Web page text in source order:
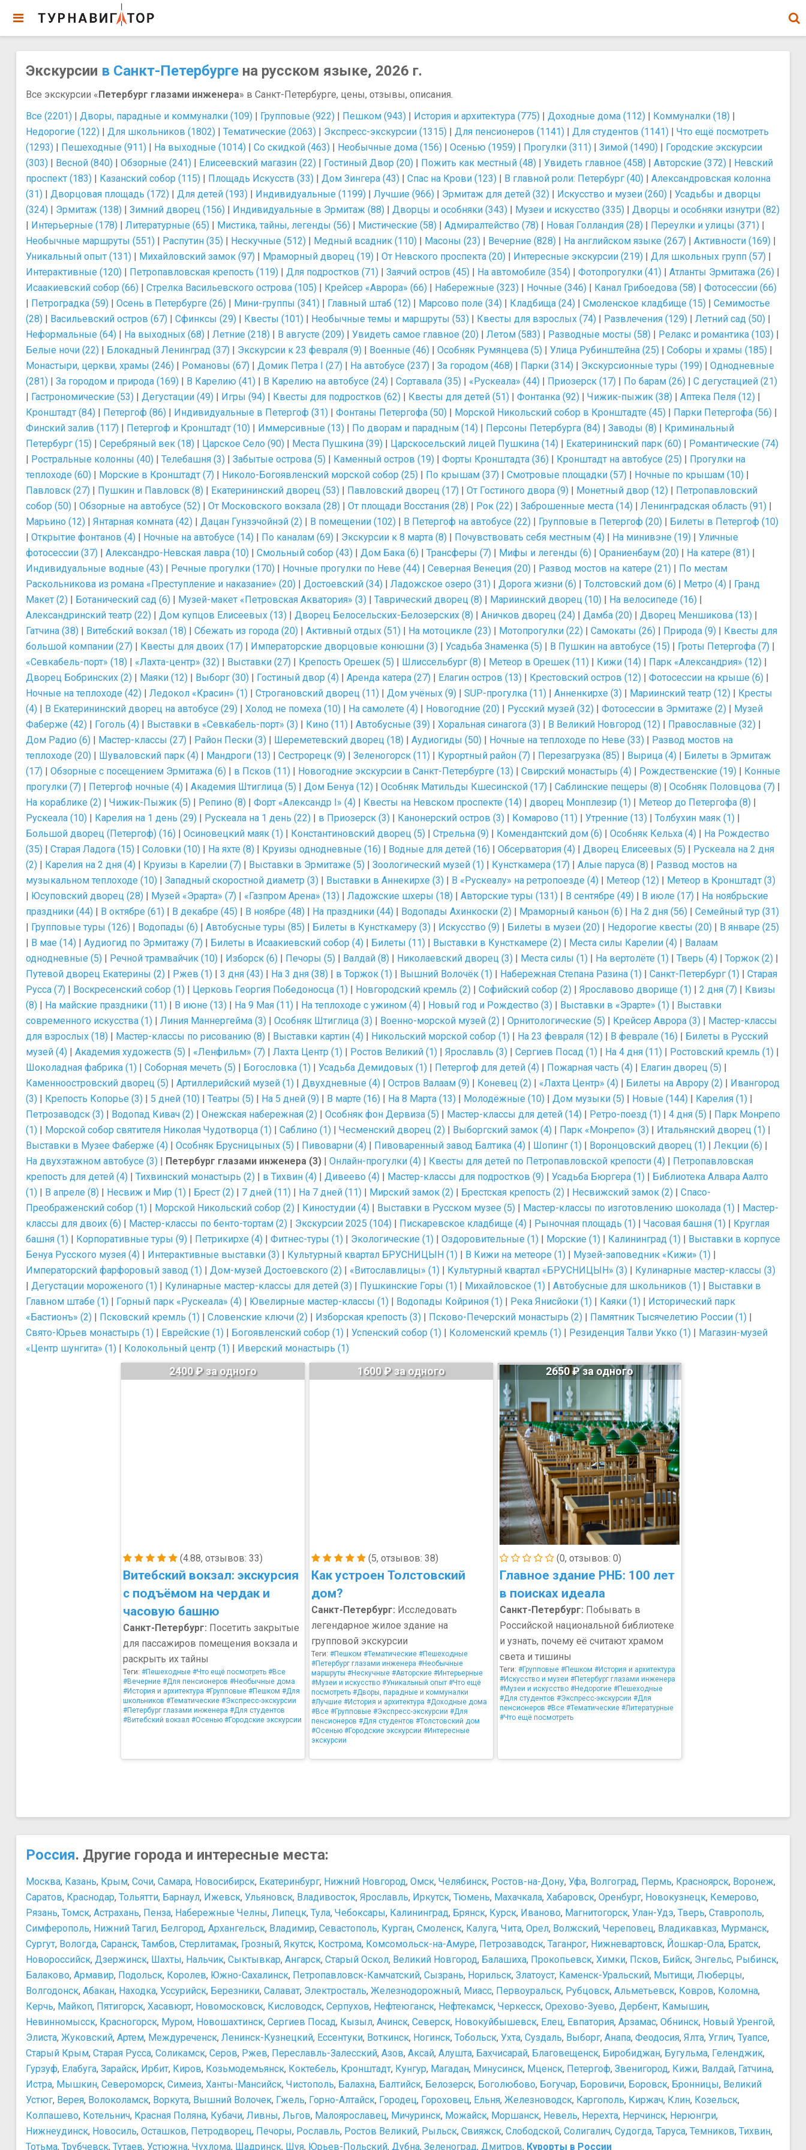
Экскурсии в Санкт-Петербурге на русском языке, 2026 г.
Все экскурсии «Петербург глазами инженера» в Санкт-Петербурге, цены, отзывы, описания.
Все (2201) | Дворы, парадные и коммуналки (109) | Групповые (922) | Пешком (943) | История и архитектура (775) | Доходные дома (112) | Коммуналки (18) |
Недорогие (122) | Для школьников (1802) | Тематические (2063) | Экспресс-экскурсии (1315) | Для пенсионеров (1141) | Для студентов (1141) | Что ещё посмотреть
(1293) | Пешеходные (911) | На выходные (1014) | Со скидкой (463) | Необычные дома (156) | Осенью (1959) | Прогулки (311) | Зимой (1490) | Городские экскурсии
(303) | Весной (840) | Обзорные (241) | Елисеевский магазин (22) | Гостиный Двор (20) | Пожить как местный (48) | Увидеть главное (458) | Авторские (372) | Невский
проспект (183) | Казанский собор (115) | Площадь Искусств (33) | Дом Зингера (43) | Спас на Крови (123) | В главной роли: Петербург (40) | Александровская колонна
(31) | Дворцовая площадь (172) | Для детей (193) | Индивидуальные (1199) | Лучшие (966) | Эрмитаж для детей (32) | Искусство и музеи (260) | Усадьбы и дворцы
(324) | Эрмитаж (138) | Зимний дворец (156) | Индивидуальные в Эрмитаж (88) | Дворцы и особняки (343) | Музеи и искусство (335) | Дворцы и особняки изнутри (82)
| Интерьерные (178) | Литературные (65) | Мистика, тайны, легенды (56) | Мистические (58) | Адмиралтейство (78) | Новая Голландия (28) | Переулки и улицы (371) |
Необычные маршруты (551) | Распутин (35) | Нескучные (512) | Медный всадник (110) | Масоны (23) | Вечерние (828) | На английском языке (267) | Активности (169) |
Уникальный опыт (131) | Михайловский замок (97) | Мраморный дворец (19) | От Невского проспекта (20) | Интересные экскурсии (219) | Для школьных групп (57) |
Интерактивные (120) | Петропавловская крепость (119) | Для подростков (71) | Заячий остров (45) | На автомобиле (354) | Фотопрогулки (41) | Атланты Эрмитажа (26) |
Исаакиевский собор (66) | Стрелка Васильевского острова (105) | Крейсер «Аврора» (66) | Набережные (323) | Ночные (346) | Канал Грибоедова (58) | Фотосессии (66)
| Петроградка (59) | Осень в Петербурге (26) | Мини-группы (341) | Главный штаб (12) | Марсово поле (34) | Кладбища (24) | Смоленское кладбище (15) | Семимостье
(28) | Васильевский остров (67) | Сфинксы (29) | Квесты (101) | Необычные темы и маршруты (53) | Квесты для взрослых (74) | Развлечения (129) | Летний сад (50) |
Неформальные (64) | На выходных (68) | Летние (218) | В августе (209) | Увидеть самое главное (20) | Летом (583) | Разводные мосты (58) | Релакс и романтика (103) |
Белые ночи (22) | Блокадный Ленинград (37) | Экскурсии к 23 февраля (9) | Военные (46) | Особняк Румянцева (5) | Улица Рубинштейна (25) | Соборы и храмы (185) |
Монастыри, церкви, храмы (246) | Романовы (67) | Домик Петра I (27) | На автобусе (237) | За городом (468) | Парки (314) | Экскурсионные туры (199) | Однодневные
(281) | За городом и природа (169) | В Карелию (41) | В Карелию на автобусе (24) | Сортавала (35) | «Рускеала» (44) | Приозерск (17) | По барам (26) | С дегустацией (21)
| Гастрономические (53) | Дегустации (49) | Игры (94) | Квесты для подростков (62) | Квесты для детей (51) | Фонтанка (92) | Чижик-пыжик (38) | Аптека Пеля (12) |
Кронштадт (84) | Петергоф (86) | Индивидуальные в Петергоф (31) | Фонтаны Петергофа (50) | Морской Никольский собор в Кронштадте (45) | Парки Петергофа (56) |
Финский залив (117) | Петергоф и Кронштадт (10) | Иммерсивные (13) | По дворам и парадным (14) | Персоны Петербурга (84) | Заводы (8) | Криминальный
Петербург (15) | Серебряный век (18) | Царское Село (90) | Места Пушкина (39) | Царскосельский лицей Пушкина (14) | Екатерининский парк (60) | Романтические (74)
| Ростральные колонны (40) | Телебашня (3) | Забытые острова (5) | Каменный остров (19) | Форты Кронштадта (36) | Кронштадт на автобусе (25) | Прогулки на
теплоходе (60) | Морские в Кронштадт (7) | Николо-Богоявленский морской собор (25) | По крышам (37) | Смотровые площадки (57) | Ночные по крышам (10) |
Павловск (27) | Пушкин и Павловск (8) | Екатерининский дворец (53) | Павловский дворец (17) | От Гостиного двора (9) | Монетный двор (12) | Петропавловский
собор (50) | Обзорные на автобусе (52) | От Московского вокзала (28) | От площади Восстания (28) | Рок (22) | Заброшенные места (14) | Ленинградская область (91) |
Марьино (12) | Янтарная комната (42) | Дацан Гунзэчойнэй (2) | В помещении (102) | В Петергоф на автобусе (22) | Групповые в Петергоф (20) | Билеты в Петергоф (10)
| Открытие фонтанов (4) | Ночные на автобусе (14) | По каналам (69) | Экскурсии к 8 марта (8) | Почувствовать себя местным (4) | На минивэне (19) | Уличные
фотосессии (37) | Александро-Невская лавра (10) | Смольный собор (43) | Дом Бака (6) | Трансферы (7) | Мифы и легенды (6) | Ораниенбаум (20) | На катере (81) |
Индивидуальные водные (43) | Речные прогулки (170) | Ночные прогулки по Неве (44) | Северная Венеция (20) | Развод мостов на катере (21) | По местам
Раскольникова из романа «Преступление и наказание» (20) | Достоевский (34) | Ладожское озеро (31) | Дорога жизни (6) | Толстовский дом (6) | Метро (4) | Гранд
Макет (2) | Ботанический сад (6) | Музей-макет «Петровская Акватория» (3) | Таврический дворец (8) | Мариинский дворец (10) | На велосипеде (16) |
Александринский театр (22) | Дом купцов Елисеевых (13) | Дворец Белосельских-Белозерских (8) | Аничков дворец (24) | Дамба (20) | Дворец Меншикова (13) |
Гатчина (38) | Витебский вокзал (18) | Сбежать из города (20) | Активный отдых (51) | На мотоцикле (23) | Мотопрогулки (22) | Самокаты (26) | Природа (9) | Квесты для
большой компании (27) | Квесты для двоих (17) | Императорские дворцовые конюшни (3) | Усадьба Знаменка (5) | В Пушкин на автобусе (15) | Гроты Петергофа (7) |
«Севкабель-порт» (18) | «Лахта-центр» (32) | Выставки (27) | Крепость Орешек (5) | Шлиссельбург (8) | Метеор в Орешек (11) | Кижи (14) | Парк «Александрия» (12) |
Дворец Бобринских (2) | Маяки (12) | Выборг (30) | Гостиный двор (4) | Аренда катера (27) | Елагин остров (13) | Крестовский остров (12) | Фотосессии на крыше (6) |
Ночные на теплоходе (42) | Ледокол «Красин» (1) | Строгановский дворец (11) | Дом учёных (9) | SUP-прогулка (11) | Анненкирхе (3) | Мариинский театр (12) | Кресты
(4) | В Екатерининский дворец на автобусе (29) | Холод не помеха (10) | На самолете (4) | Новогодние (20) | Русский музей (32) | Фотосессии в Эрмитаже (2) | Музей
Фаберже (42) | Гоголь (4) | Выставки в «Севкабель-порт» (3) | Кино (11) | Автобусные (39) | Хоральная синагога (3) | В Великий Новгород (12) | Православные (32) |
Дом Радио (6) | Мастер-классы (27) | Район Пески (3) | Шереметевский дворец (18) | Аудиогиды (50) | Ночные на теплоходе по Неве (33) | Развод мостов на
теплоходе (20) | Шуваловский парк (4) | Мандроги (13) | Сестрорецк (9) | Зеленогорск (11) | Курортный район (7) | Перезагрузка (85) | Вырица (4) | Билеты в Эрмитаж
(17) | Обзорные с посещением Эрмитажа (6) | в Псков (11) | Новогодние экскурсии в Санкт-Петербурге (13) | Свирский монастырь (4) | Рождественские (19) | Конные
прогулки (7) | Петергоф ночные (4) | Академия Штиглица (5) | Дом Бенуа (12) | Особняк Матильды Кшесинской (17) | Саблинские пещеры (8) | Особняк Половцова (7) |
На кораблике (2) | Чижик-Пыжик (5) | Репино (8) | Форт «Александр I» (4) | Квесты на Невском проспекте (14) | дворец Монплезир (1) | Метеор до Петергофа (8) |
Рускеала (10) | Карелия на 1 день (29) | Рускеала на 1 день (22) | в Приозерск (3) | Канонерский остров (3) | Комарово (11) | Утренние (13) | Толбухин маяк (1) |
Большой дворец (Петергоф) (16) | Осиновецкий маяк (1) | Константиновский дворец (5) | Стрельна (9) | Комендантский дом (6) | Особняк Кельха (4) | На Рождество
(35) | Старая Ладога (15) | Соловки (10) | На яхте (8) | Круизы однодневные (16) | Водные для детей (16) | Обсерватория (4) | Дворец Елисеевых (5) | Рускеала на 2 дня
(2) | Карелия на 2 дня (4) | Круизы в Карелии (7) | Выставки в Эрмитаже (5) | Зоологический музей (1) | Кунсткамера (17) | Алые паруса (8) | Развод мостов на
музыкальном теплоходе (10) | Западный скоростной диаметр (3) | Выставки в Аннекирхе (3) | В «Рускеалу» на ретропоезде (4) | Метеор (12) | Метеор в Кронштадт (3)
| Юсуповский дворец (28) | Музей «Эрарта» (7) | «Газпром Арена» (13) | Ладожские шхеры (18) | Авторские туры (131) | В сентябре (49) | В июле (17) | На ноябрьские
праздники (44) | В октябре (61) | В декабре (45) | В ноябре (48) | На праздники (44) | Водопады Ахинкоски (2) | Мраморный каньон (6) | На 2 дня (56) | Семейный тур (31)
| Групповые туры (126) | Водопады (6) | Автобусные туры (85) | Билеты в Кунсткамеру (3) | Искусство (9) | Билеты в музеи (20) | Недорогие квесты (20) | В январе (25)
| В мае (14) | Аудиогид по Эрмитажу (7) | Билеты в Исаакиевский собор (4) | Билеты (11) | Выставки в Кунсткамере (2) | Места силы Карелии (4) | Валаам
однодневные (5) | Речной трамвайчик (10) | Изборск (6) | Печоры (5) | Валдай (8) | Николаевский дворец (3) | Места силы (1) | На вертолёте (1) | Тверь (4) | Торжок (2) |
Путевой дворец Екатерины (2) | Ржев (1) | 3 дня (43) | На 3 дня (38) | в Торжок (1) | Вышний Волочёк (1) | Набережная Степана Разина (1) | Санкт-Петербург (1) | Старая
Русса (7) | Воскресенский собор (1) | Церковь Георгия Победоносца (1) | Новгородский кремль (2) | Софийский собор (2) | Ярославово дворище (1) | 2 дня (7) | Квизы
(8) | На майские праздники (11) | В июне (13) | На 9 Мая (11) | На теплоходе с ужином (4) | Новый год и Рождество (3) | Выставки в «Эрарте» (1) | Выставки
современного искусства (1) | Линия Маннергейма (3) | Особняк Штиглица (3) | Военно-морской музей (2) | Орнитологические (5) | Крейсер Аврора (3) | Мастер-классы
для взрослых (18) | Мастер-классы по рисованию (8) | Выставки картин (4) | Никольский морской собор (1) | На 23 февраля (12) | В феврале (16) | Билеты в Русский
музей (4) | Академия художеств (5) | «Ленфильм» (7) | Лахта Центр (1) | Ростов Великий (1) | Ярославль (3) | Сергиев Посад (1) | На 4 дня (11) | Ростовский кремль (1) |
Шоколадная фабрика (1) | Соборная мечеть (5) | Богословка (1) | Усадьба Демидовых (1) | Петергоф для детей (4) | Пожарная часть (4) | Елагин дворец (5) |
Каменноостровский дворец (5) | Артиллерийский музей (1) | Двухдневные (4) | Остров Валаам (9) | Коневец (2) | «Лахта Центр» (4) | Билеты на Аврору (2) | Ивангород
(3) | Крепость Копорье (3) | 5 дней (10) | Театры (5) | На 5 дней (9) | В марте (16) | На 8 Марта (13) | Молодёжные (10) | Дом музыки (5) | Новые (144) | Карелия (1) |
Петрозаводск (3) | Водопад Кивач (2) | Онежская набережная (2) | Особняк фон Дервиза (5) | Мастер-классы для детей (14) | Ретро-поезд (1) | 4 дня (5) | Парк Монрепо
(1) | Морской собор святителя Николая Чудотворца (1) | Саблино (1) | Чесменский дворец (2) | Выборгский замок (4) | Парк «Монрепо» (3) | Итальянский дворец (1) |
Выставки в Музее Фаберже (4) | Особняк Брусницыных (5) | Пивоварни (4) | Пивоваренный завод Балтика (4) | Шопинг (1) | Воронцовский дворец (1) | Лекции (6) |
На двухэтажном автобусе (3) | Петербург глазами инженера (3) | Онлайн-прогулки (4) | Квесты для детей по Петропавловской крепости (4) | Петропавловская
крепость для детей (4) | Тихвинский монастырь (2) | в Тихвин (4) | Дивеево (4) | Мастер-классы для подростков (9) | Усадьба Бюргера (1) | Библиотека Алвара Аалто
(1) | В апреле (8) | Несвиж и Мир (1) | Брест (2) | 7 дней (11) | На 7 дней (11) | Мирский замок (2) | Брестская крепость (2) | Несвижский замок (2) | Спасо-
Преображенский собор (1) | Морской Никольский собор (2) | Киностудии (4) | Выставки в Русском музее (5) | Мастер-классы по изготовлению шоколада (1) | Мастер-
классы для двоих (6) | Мастер-классы по бенто-тортам (2) | Экскурсии 2025 (104) | Пискаревское кладбище (4) | Рыночная площадь (1) | Часовая башня (1) | Круглая
башня (1) | Корпоративные туры (9) | Петрикирхе (4) | Фитнес-туры (1) | Экологические (1) | Оздоровительные (1) | Морские (1) | Калининград (1) | Выставки в корпусе
Бенуа Русского музея (4) | Интерактивные выставки (3) | Культурный квартал БРУСНИЦЫН (1) | В Кижи на метеоре (1) | Музей-заповедник «Кижи» (1) |
Императорский фарфоровый завод (1) | Дом-музей Достоевского (2) | «Витославлицы» (1) | Культурный квартал «БРУСНИЦЫН» (3) | Кулинарные мастер-классы (3)
| Дегустации мороженого (1) | Кулинарные мастер-классы для детей (3) | Пушкинские Горы (1) | Михайловское (1) | Автобусные для школьников (1) | Выставки в
Главном штабе (1) | Горный парк «Рускеала» (4) | Ювелирные мастер-классы (1) | Водопады Койриноя (1) | Река Янисйоки (1) | Каяки (1) | Исторический парк
«Бастионъ» (2) | Псковский кремль (1) | Словенские ключи (2) | Изборская крепость (3) | Псково-Печерский монастырь (2) | Памятник Тысячелетию России (1) |
Свято-Юрьев монастырь (1) | Еврейские (1) | Богоявленский собор (1) | Успенский собор (1) | Коломенский кремль (1) | Резиденция Талви Укко (1) | Магазин-музей
«Центр шунгита» (1) | Колокольный центр (1) | Иверский монастырь (1)
(4.88, отзывов: 33)
Витебский вокзал: экскурсия
с подъёмом на чердак и
часовую башню
2400 ₽ за одного
Санкт-Петербург: Посетить закрытые
для пассажиров помещения вокзала и
раскрыть их тайны
Теги: #Пешеходные #Что ещё посмотреть #Все
#Вечерние #Для пенсионеров #Необычные дома
#История и архитектура #Групповые #Пешком #Для
школьников #Тематические #Экспресс-экскурсии
#Петербург глазами инженера #Для студентов
#Витебский вокзал #Осенью #Городские экскурсии
(5, отзывов: 38)
Как устроен Толстовский
дом?
1600 ₽ за одного
Санкт-Петербург: Исследовать
легендарное жилое здание на
групповой экскурсии
Теги: #Пешком #Тематические #Пешеходные
#Петербург глазами инженера #Необычные
маршруты #Нескучные #Авторские #Интерьерные
#Музеи и искусство #Уникальный опыт #Что ещё
посмотреть #Дворы, парадные и коммуналки
#Лучшие #История и архитектура #Доходные дома
#Все #Групповые #Экспресс-экскурсии #Для
пенсионеров #Для студентов #Толстовский дом
#Осенью #Городские экскурсии #Интересные
экскурсии
(0, отзывов: 0)
Главное здание РНБ: 100 лет
в поисках идеала
2650 ₽ за одного
Санкт-Петербург: Побывать в
Российской национальной библиотеке
и узнать, почему её считают храмом
света и тишины
Теги: #Групповые #Пешком #История и архитектура
#Искусство и музеи #Петербург глазами инженера
#Музеи и искусство #Недорогие #Пешеходные
#Для студентов #Экспресс-экскурсии #Для
пенсионеров #Все #Тематические #Литературные
#Что ещё посмотреть
Россия. Другие города и интересные места:
Москва, Казань, Крым, Сочи, Самара, Новосибирск, Екатеринбург, Нижний Новгород, Омск, Челябинск, Ростов-на-Дону, Уфа, Волгоград, Пермь, Красноярск, Воронеж,
Саратов, Краснодар, Тольятти, Барнаул, Ижевск, Ульяновск, Владивосток, Ярославль, Иркутск, Тюмень, Махачкала, Хабаровск, Оренбург, Новокузнецк, Кемерово,
Рязань, Томск, Астрахань, Пенза, Набережные Челны, Липецк, Тула, Чебоксары, Калининград, Брянск, Курск, Иваново, Магнитогорск, Улан-Удэ, Тверь, Ставрополь,
Симферополь, Нижний Тагил, Белгород, Архангельск, Владимир, Севастополь, Курган, Смоленск, Калуга, Чита, Орел, Волжский, Череповец, Владикавказ, Мурманск,
Сургут, Вологда, Саранск, Тамбов, Стерлитамак, Грозный, Якутск, Кострома, Комсомольск-на-Амуре, Петрозаводск, Таганрог, Нижневартовск, Йошкар-Ола, Братск,
Новороссийск, Дзержинск, Шахты, Нальчик, Сыктывкар, Ангарск, Старый Оскол, Великий Новгород, Балашиха, Прокопьевск, Химки, Псков, Бийск, Энгельс, Рыбинск,
Балаково, Армавир, Подольск, Королев, Южно-Сахалинск, Петропавловск-Камчатский, Сызрань, Норильск, Златоуст, Каменск-Уральский, Мытищи, Люберцы,
Волгодонск, Абакан, Находка, Уссурийск, Березники, Салават, Электросталь, Железнодорожный, Миасс, Первоуральск, Рубцовск, Альметьевск, Ковров, Коломна,
Керчь, Майкоп, Пятигорск, Хасавюрт, Новомосковск, Кисловодск, Серпухов, Нефтеюганск, Нефтекамск, Черкесск, Орехово-Зуево, Дербент, Камышин,
Невинномысск, Красногорск, Муром, Новошахтинск, Сергиев Посад, Кызыл, Ачинск, Северск, Новокуйбышевск, Елец, Евпатория, Арзамас, Обнинск, Новый Уренгой,
Элиста, Жуковский, Артем, Междуреченск, Ленинск-Кузнецкий, Ессентуки, Воткинск, Ногинск, Тобольск, Ухта, Суздаль, Выборг, Анапа, Феодосия, Ялта, Углич, Туапсе,
Старый Крым, Старая Русса, Соликамск, Серов, Ржев, Переславль-Залесский, Азов, Аксай, Алушта, Бахчисарай, Благовещенск, Биробиджан, Бугульма, Геленджик,
Гурзуф, Елабуга, Зарайск, Ирбит, Киров, Козьмодемьянск, Коктебель, Кронштадт, Кунгур, Магадан, Минусинск, Мценск, Петергоф, Звенигород, Кижи, Валдай, Гатчина,
Истра, Мышкин, Североморск, Симеиз, Ханты-Мансийск, Чистополь, Балахна, Балтийск, Белозерск, Боголюбово, Богучар, Боровичи, Боровск, Бронницы, Великий
Устюг, Верея, Волоколамск, Воркута, Вышний Волочек, Гжель, Горно-Алтайск, Городец, Гороховец, Ельня, Железноводск, Каргополь, Киржач, Клин, Козельск,
Колпашево, Котельнич, Красная Поляна, Кубачи, Ливны, Льгов, Малоярославец, Мичуринск, Можайск, Моршанск, Невель, Нерехта, Нерчинск, Нерюнгри,
Нижнеудинск, Новосиль, Осташков, Петродворец, Печоры, Рославль, Ростов Великий, Рыльск, Свияжск, Слободской, Солигалич, Судогда, Таруса, Темников, Тихвин,
Тотьма, Трубчевск, Тутаев, Устюжна, Чухлома, Шадринск, Шуя, Юрьев-Польский, Дубна, Зеленоград, Дмитров, Курорты в России